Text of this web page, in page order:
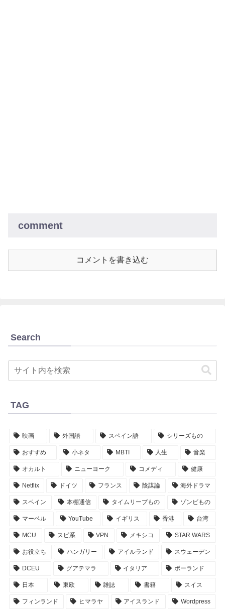
comment
コメントを書き込む
Search
TAG
映画 外国語 スペイン語 シリーズもの
おすすめ 小ネタ MBTI 人生 音楽
オカルト ニューヨーク コメディ 健康
Netflix ドイツ フランス 陰謀論 海外ドラマ
スペイン 本棚通信 タイムリープもの ゾンビもの
マーベル YouTube イギリス 香港 台湾
MCU スピ系 VPN メキシコ STAR WARS
お役立ち ハンガリー アイルランド スウェーデン
DCEU グアテマラ イタリア ポーランド
日本 東欧 雑誌 書籍 スイス
フィンランド ヒマラヤ アイスランド Wordpress